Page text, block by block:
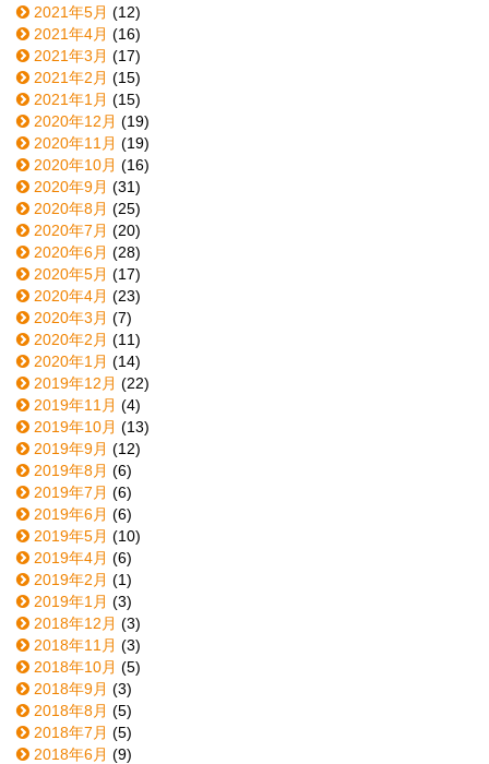
2021年5月 (12)
2021年4月 (16)
2021年3月 (17)
2021年2月 (15)
2021年1月 (15)
2020年12月 (19)
2020年11月 (19)
2020年10月 (16)
2020年9月 (31)
2020年8月 (25)
2020年7月 (20)
2020年6月 (28)
2020年5月 (17)
2020年4月 (23)
2020年3月 (7)
2020年2月 (11)
2020年1月 (14)
2019年12月 (22)
2019年11月 (4)
2019年10月 (13)
2019年9月 (12)
2019年8月 (6)
2019年7月 (6)
2019年6月 (6)
2019年5月 (10)
2019年4月 (6)
2019年2月 (1)
2019年1月 (3)
2018年12月 (3)
2018年11月 (3)
2018年10月 (5)
2018年9月 (3)
2018年8月 (5)
2018年7月 (5)
2018年6月 (9)